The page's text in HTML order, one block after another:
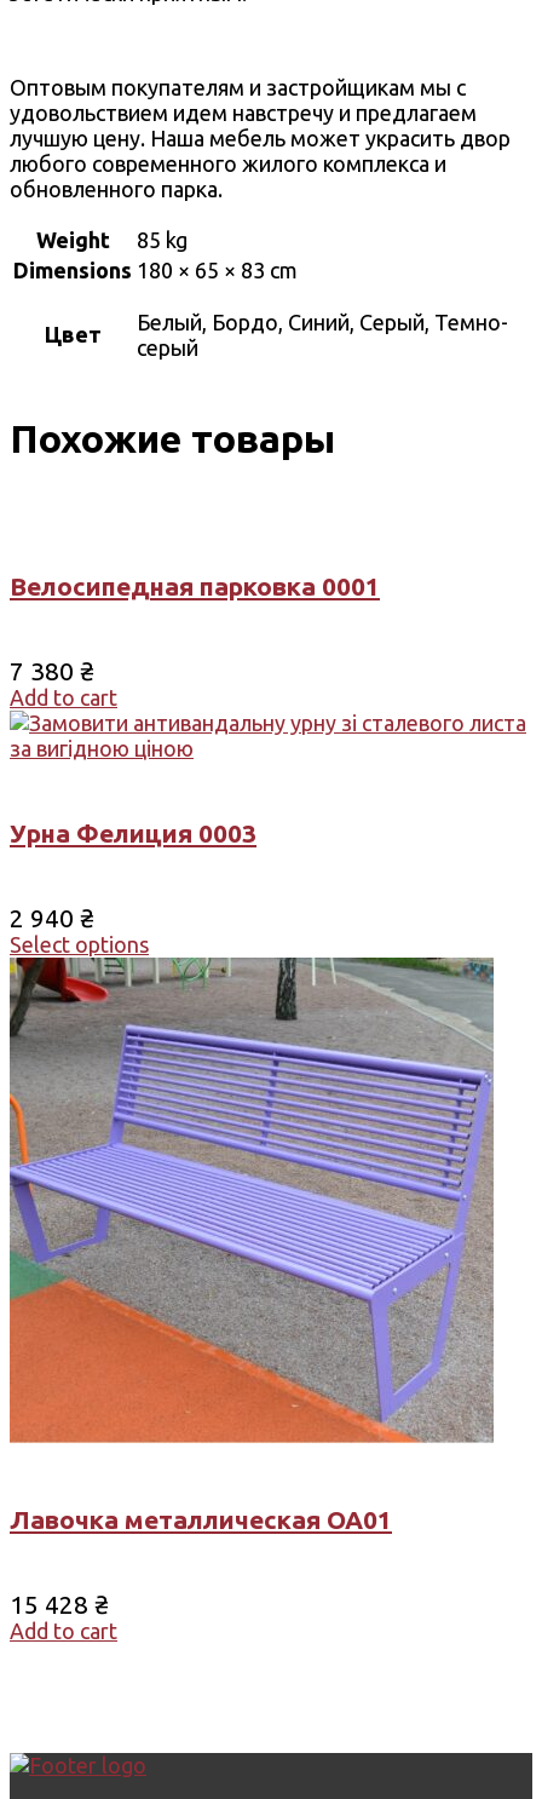
Оптовым покупателям и застройщикам мы с
удовольствием идем навстречу и предлагаем
лучшую цену. Наша мебель может украсить двор
любого современного жилого комплекса и
обновленного парка.
Weight
85 kg
Dimensions 180 × 65 × 83 cm
Цвет
Белый, Бордо, Синий, Серый, Темно-
серый
Похожие товары
Велосипедная парковка 0001
7 380 ₴
Add to cart
Урна Фелиция 0003
2 940 ₴
Select options
Лавочка металлическая ОА01
15 428 ₴
Add to cart